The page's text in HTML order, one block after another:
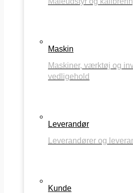
Maskin
Maskiner, værktøj og
vedligehold
Leverandør
Leverandører og
Kunde